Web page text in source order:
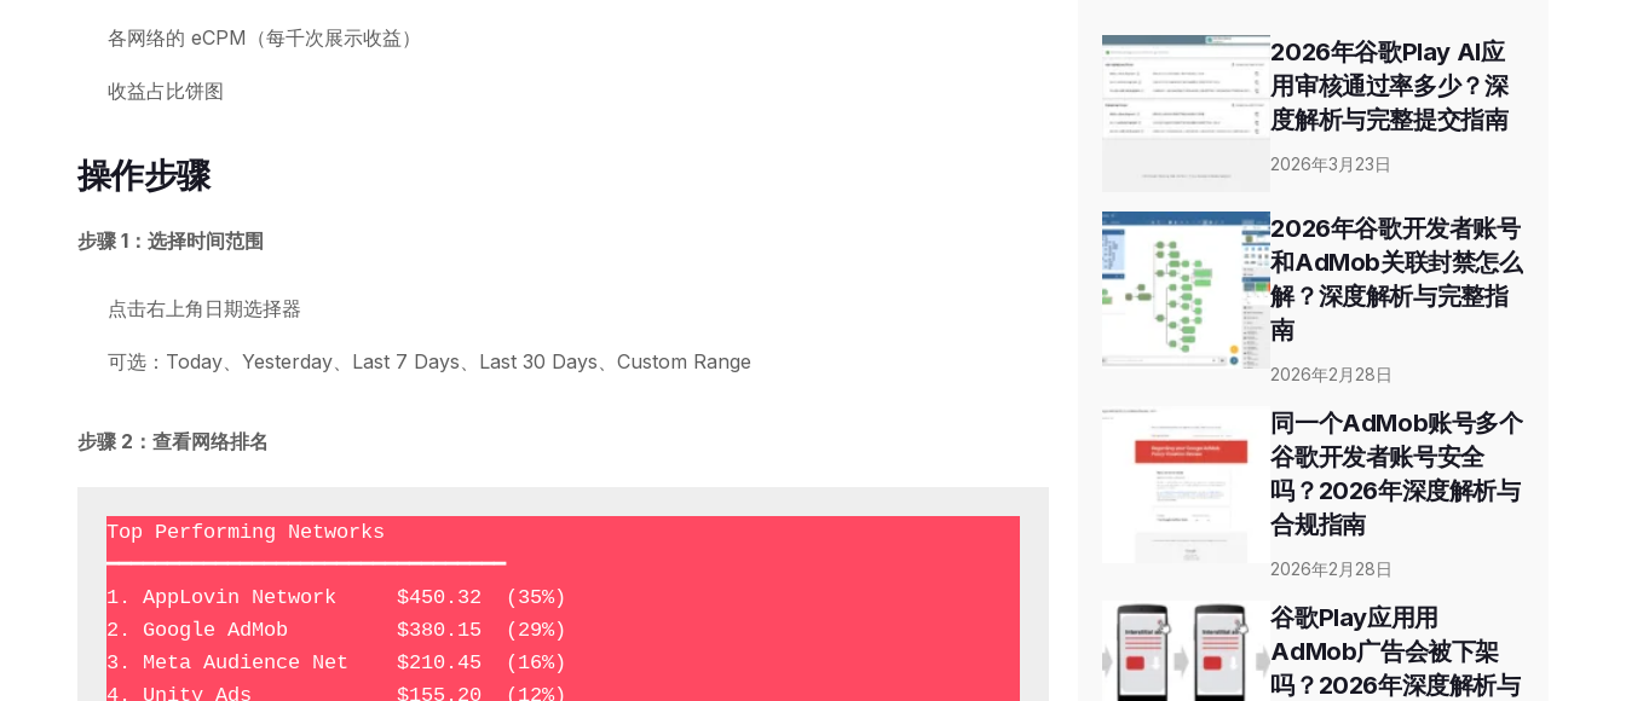
各网络的 eCPM（每千次展示收益）
收益占比饼图
操作步骤
步骤 1：选择时间范围
点击右上角日期选择器
可选：Today、Yesterday、Last 7 Days、Last 30 Days、Custom Range
步骤 2：查看网络排名
Top Performing Networks
━━━━━━━━━━━━━━━━━━━━━━━━━━━━━━━━━
1. AppLovin Network     $450.32  (35%)
2. Google AdMob         $380.15  (29%)
3. Meta Audience Net    $210.45  (16%)
4. Unity Ads            $155.20  (12%)
2026年谷歌Play AI应
用审核通过率多少？深
度解析与完整提交指南
2026年3月23日
2026年谷歌开发者账号
和AdMob关联封禁怎么
解？深度解析与完整指
南
2026年2月28日
同一个AdMob账号多个
谷歌开发者账号安全
吗？2026年深度解析与
合规指南
2026年2月28日
谷歌Play应用用
AdMob广告会被下架
吗？2026年深度解析与